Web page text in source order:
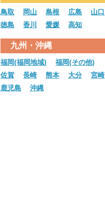
鳥取 岡山 島根 広島
山口
徳島
香川 愛媛 高知
九州・沖縄
福岡(福岡地域)
福岡(その他)
佐賀
長崎 熊本 大分
宮崎
鹿児島
沖縄